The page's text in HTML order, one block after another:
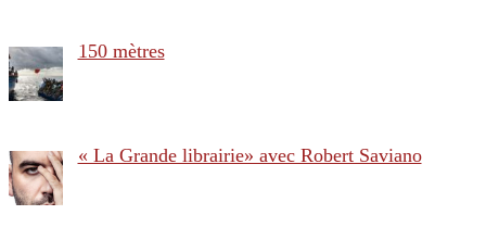
150 mètres
« La Grande librairie» avec Robert Saviano